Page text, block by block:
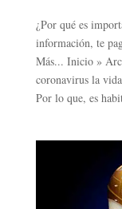
¿Por qué es
información, te
Más... Inicio »
coronavirus la
Por lo que, es